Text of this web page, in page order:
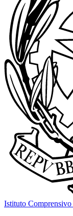
Istituto Comprensivo